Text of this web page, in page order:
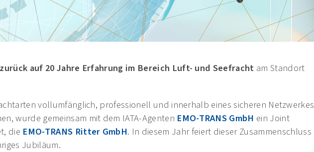
auf 20 Jahre Erfahrung im Bereich Luft- und Seefracht am Standort
vollumfänglich, professionell und innerhalb eines sicheren Netzwerkes
wurde gemeinsam mit dem IATA-Agenten EMO-TRANS GmbH ein Joint
die EMO-TRANS Ritter GmbH. In diesem Jahr feiert dieser Zusammenschluss
Jubiläum.